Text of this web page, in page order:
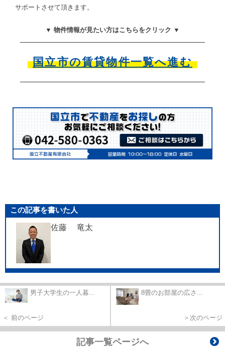
サポートさせて頂きます。
▼ 物件情報が見たい方はこちらをクリック ▼
国立市の賃貸物件一覧へ進む
この記事を書いた人
佐藤 竜太
男子大学生の一人暮...
＜ 前のページ
8畳のお部屋の広さ...
＞次のページ
記事一覧ページへ